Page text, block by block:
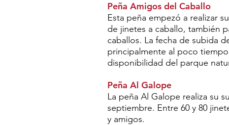
Peña Amigos del Caballo
Esta peña empezó a realizar
de jinetes a caballo, también
caballos. La fecha de subida
principalmente al poco
disponibilidad del parque
Peña Al Galope
La peña Al Galope realiza su
septiembre. Entre 60 y 80
y amigos.